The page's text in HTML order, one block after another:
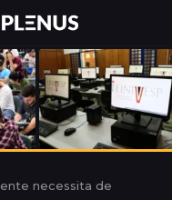
necessita de